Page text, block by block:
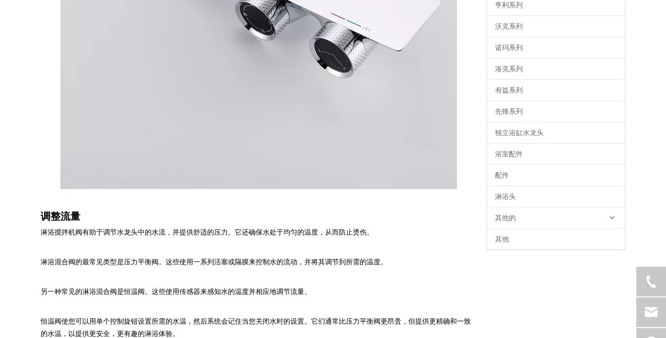
调整流量
淋浴搅拌机阀有助于调节水龙头中的水流，并提供舒适的压力。它还确保水处于均匀的温度，从而防止烫伤。
淋浴混合阀的最常见类型是压力平衡阀。这些使用一系列活塞或隔膜来控制水的流动，​​并将其调节到所需的温度。
另一种常见的淋浴混合阀是恒温阀。这些使用传感器来感知水的温度并相应地调节流量。
恒温阀使您可以用单个控制旋钮设置所需的水温，然后系统会记住当您关闭水时的设置。它们通常比压力平衡阀更昂贵，但提供更精确和一致
的水温，以提供更安全，更有趣的淋浴体验。
亨利系列
沃克系列
诺玛系列
洛克系列
有益系列
先锋系列
独立浴缸水龙头
浴室配件
配件
淋浴头
其他的
其他